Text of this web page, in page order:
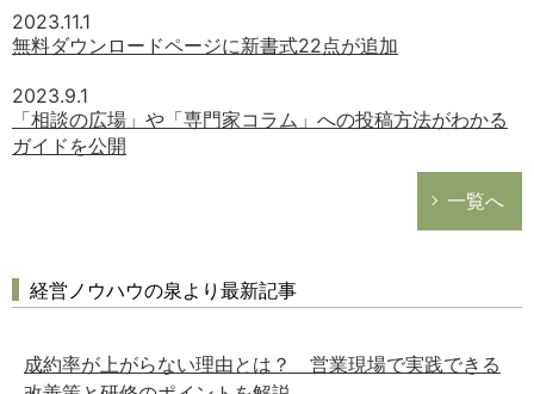
2023.11.1
無料ダウンロードページに新書式22点が追加
2023.9.1
「相談の広場」や「専門家コラム」への投稿方法がわかる
ガイドを公開
一覧へ
経営ノウハウの泉より最新記事
成約率が上がらない理由とは？ 営業現場で実践できる